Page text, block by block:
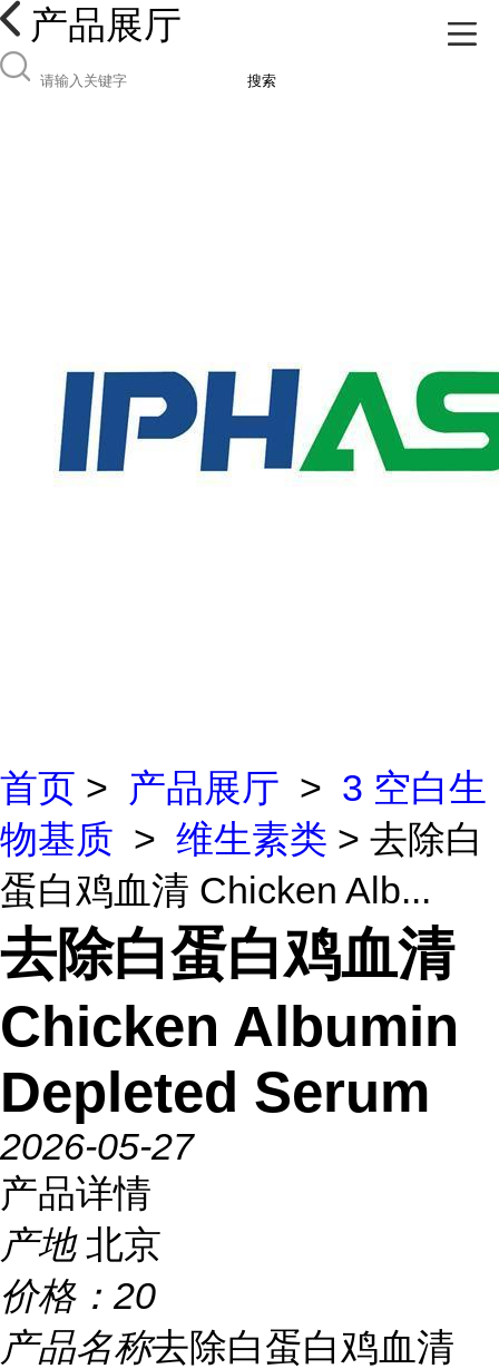
产品展厅
搜索
首页 > 产品展厅 > 3 空白生
物基质 > 维生素类 > 去除白
蛋白鸡血清 Chicken Alb...
去除白蛋白鸡血清
Chicken Albumin
Depleted Serum
2026-05-27
产品详情
产地 北京
价格： 20
产品名称去除白蛋白鸡血清